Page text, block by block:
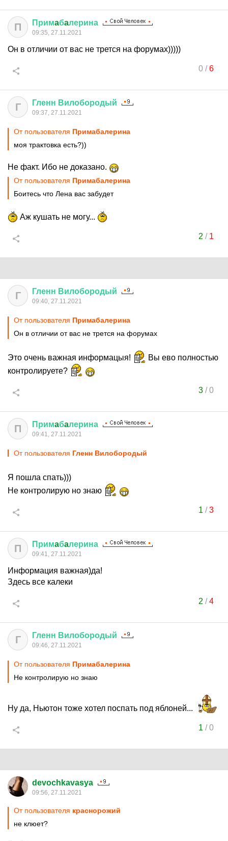
П Примaбaлерина
09:35, 27.11.2021
Он в отличии от вас не трется на форумах)))))
0/6
Г Гленн Вилобородый
09:37, 27.11.2021
От пользователя Примaбaлерина
моя трактовка есть?))
Не факт. Ибо не доказано.
От пользователя Примaбaлерина
Боитесь что Лена вас забудет
Аж кушать не могу...
2 / 1
Г Гленн Вилобородый
09:40, 27.11.2021
От пользователя Примaбaлерина
Он в отличии от вас не трется на форумах
Это очень важная информацыя!
Вы ево полностью
контролируете?
3/0
П Примaбaлерина
09:41, 27.11.2021
От пользователя Гленн Вилобородый
Я пошла спать)))
Не контролирую но знаю
1 /3
П Примaбaлерина
09:41, 27.11.2021
Информация важная)да!
Здесь все калеки
2 /4
Г Гленн Вилобородый
09:46, 27.11.2021
От пользователя Примaбaлерина
Не контролирую но знаю
Ну да, Ньютон тоже хотел поспать под яблоней...
1 /0
devochkavasya
09:56, 27.11.2021
От пользователя краснорожий
не клюет?